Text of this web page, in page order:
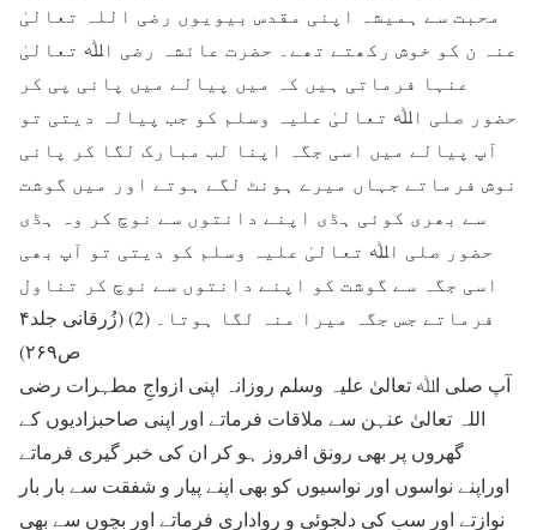
محبت سے ہمیشہ اپنی مقدس بیویوں رضی اللہ تعالیٰ
عنہ ن کو خوش رکھتے تھے۔ حضرت عائشہ رضی اﷲ تعالیٰ
عنہا فرماتی ہیں کہ میں پیالے میں پانی پی کر
حضور صلی اﷲ تعالیٰ علیہ وسلم کو جب پیالہ دیتی تو
آپ پیالے میں اسی جگہ اپنا لب مبارک لگا کر پانی
نوش فرماتے جہاں میرے ہونٹ لگے ہوتے اور میں گوشت
سے بھری کوئی ہڈی اپنے دانتوں سے نوچ کر وہ ہڈی
حضور صلی اﷲ تعالیٰ علیہ وسلم کو دیتی تو آپ بھی
اسی جگہ سے گوشت کو اپنے دانتوں سے نوچ کر تناول
فرماتے جس جگہ میرا منہ لگا ہوتا۔ (2) (زُرقانی جلد۴
ص۲۶۹)
آپ صلی اﷲ تعالیٰ علیہ وسلم روزانہ اپنی ازواجِ مطہرات رضی
اللہ تعالیٰ عنہن سے ملاقات فرماتے اور اپنی صاحبزادیوں کے
گھروں پر بھی رونق افروز ہو کر ان کی خبر گیری فرماتے
اوراپنے نواسوں اور نواسیوں کو بھی اپنے پیار و شفقت سے بار بار
نوازتے اور سب کی دلجوئی و رواداری فرماتے اور بچوں سے بھی